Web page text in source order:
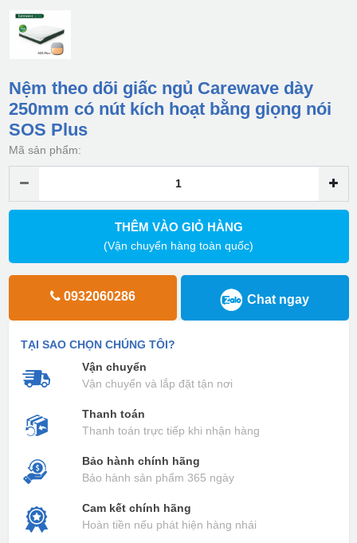
Nệm theo dõi giấc ngủ Carewave dày
250mm có nút kích hoạt bằng giọng nói
SOS Plus
Mã sản phẩm:
THÊM VÀO GIỎ HÀNG
(Vận chuyển hàng toàn quốc)
0932060286 Chat ngay
TẠI SAO CHỌN CHÚNG TÔI?
Vận chuyển
Vận chuyển và lắp đặt tận nơi
Thanh toán
Thanh toán trực tiếp khi nhận hàng
Bảo hành chính hãng
Bảo hành sản phẩm 365 ngày
Cam kết chính hãng
Hoàn tiền nếu phát hiện hàng nhái